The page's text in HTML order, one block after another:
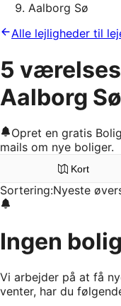
Aalborg Sø
Alle lejligheder til
5
Aalborg Sø
Opret en gratis
mails om nye boliger.
Kort
Sortering:Nyeste
Ingen
Vi arbejder på at få
venter, har du